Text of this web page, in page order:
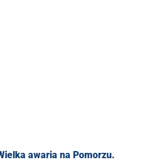
awaria na Pomorzu.